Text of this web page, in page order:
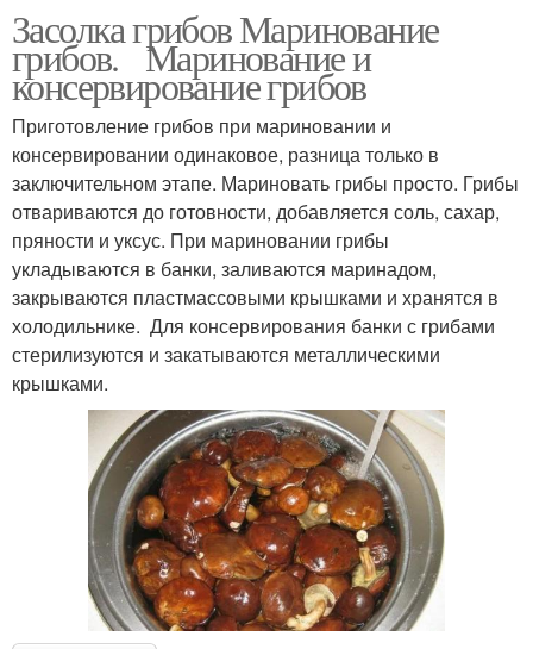
Засолка грибов Маринование
грибов. Маринование и
консервирование грибов
Приготовление грибов при мариновании и
консервировании одинаковое, разница только в
заключительном этапе. Мариновать грибы просто. Грибы
отвариваются до готовности, добавляется соль, сахар,
пряности и уксус. При мариновании грибы
укладываются в банки, заливаются маринадом,
закрываются пластмассовыми крышками и хранятся в
холодильнике. Для консервирования банки с грибами
стерилизуются и закатываются металлическими
крышками.